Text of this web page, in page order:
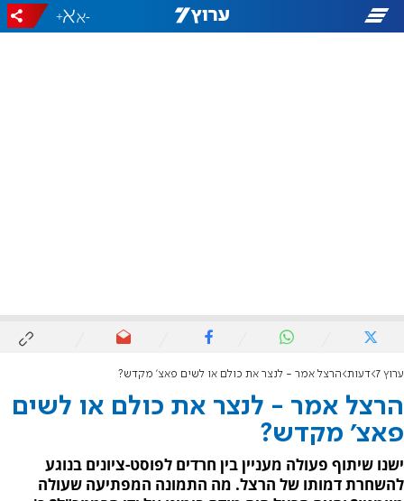
-
+
ערוץ 7 דעות הרצל אמר - לנצר את כולם או לשים פאצ' מקדש?
הרצל אמר - לנצר את כולם או לשים
פאצ' מקדש?
ישנו שיתוף פעולה מעניין בין חרדים לפוסט-ציונים בנוגע
להשחרת דמותו של הרצל. מה התמונה המפתיעה שעולה